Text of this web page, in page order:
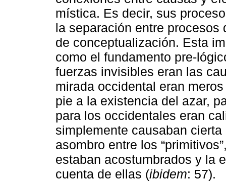
mística. Es decir, sus
la separación entre
de conceptualización. Esta
como el fundamento pre-
fuerzas invisibles eran las
mirada occidental eran
pie a la existencia del azar,
para los occidentales eran
simplemente causaban
asombro entre los
estaban acostumbrados y la
cuenta de ellas (ibidem: 57).